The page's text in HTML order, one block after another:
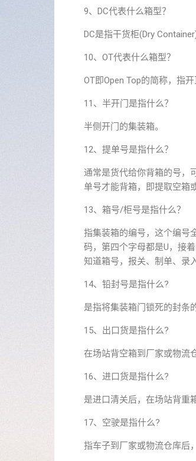
9、DC代表什么箱型？
DC是指干货柜(Dry
10、OT代表什么箱型？
OT即Open Top的简称，指
11、半开门是指什么？
半侧开门的集装箱。
12、提单号是指什么？
通常是货代给你背箱的号，
单号才能背箱，即提取空箱
13、箱号/柜号是指什么？
指集装箱的编号，这个编号
码，第四个字母都是U，接
知道箱号，报关、制单、录
14、铅封号是指什么?
是指将集装箱门锁死的封条
15、出口货是指什么?
在场站背空箱到厂家或物流
16、进口货是指什么?
是进口清关后，在场站背
17、空驶是指什么?
指车子到厂家或物流仓库后